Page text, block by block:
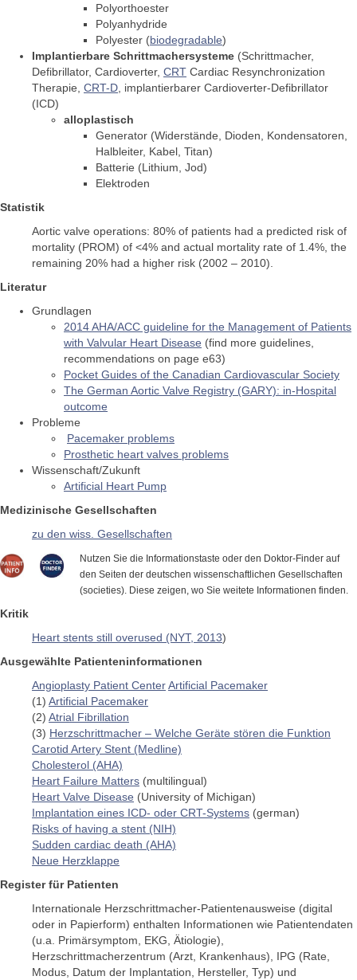
Polyorthoester
Polyanhydride
Polyester (biodegradable)
Implantierbare Schrittmachersysteme (Schrittmacher,
Defibrillator, Cardioverter, CRT Cardiac Resynchronization
Therapie, CRT-D , implantierbarer Cardioverter-Defibrillator
(ICD)
alloplastisch
Generator (Widerstände, Dioden, Kondensatoren,
Halbleiter, Kabel, Titan)
Batterie (Lithium, Jod)
Elektroden
Statistik
Aortic valve operations: 80% of patients had a predicted risk of
mortality (PROM) of <4% and actual mortality rate of 1.4%, the
remaining 20% had a higher risk (2002 – 2010).
Literatur
Grundlagen
2014 AHA/ACC guideline for the Management of Patients
with Valvular Heart Disease (find more guidelines,
recommendations on page e63)
Pocket Guides of the Canadian Cardiovascular Society
The German Aortic Valve Registry (GARY): in-Hospital
outcome
Probleme
Pacemaker problems
Prosthetic heart valves problems
Wissenschaft/Zukunft
Artificial Heart Pump
Medizinische Gesellschaften
zu den wiss. Gesellschaften
Nutzen Sie die Informationstaste oder den Doktor-Finder auf
den Seiten der deutschen wissenschaftlichen Gesellschaften
(societies). Diese zeigen, wo Sie weitete Informationen finden.
Kritik
Heart stents still overused (NYT, 2013)
Ausgewählte Patienteninformationen
Angioplasty Patient CenterArtificial Pacemaker
(1) Artificial Pacemaker
(2) Atrial Fibrillation
(3) Herzschrittmacher – Welche Geräte stören die Funktion
Carotid Artery Stent (Medline)
Cholesterol (AHA)
Heart Failure Matters (multilingual)
Heart Valve Disease (University of Michigan)
Implantation eines ICD- oder CRT-Systems (german)
Risks of having a stent (NIH)
Sudden cardiac death (AHA)
Neue Herzklappe
Register für Patienten
Internationale Herzschrittmacher-Patientenausweise (digital
oder in Papierform) enthalten Informationen wie Patientendaten
(u.a. Primärsymptom, EKG, Ätiologie),
Herzschrittmacherzentrum (Arzt, Krankenhaus), IPG (Rate,
Modus, Datum der Implantation, Hersteller, Typ) und